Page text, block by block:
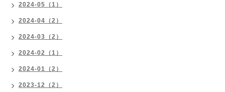
2024-05（1）
2024-04（2）
2024-03（2）
2024-02（1）
2024-01（2）
2023-12（2）